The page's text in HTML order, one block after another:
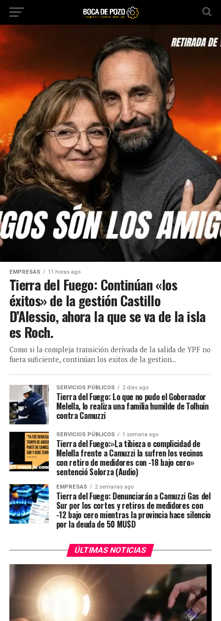
EMPRESAS 11 horas ago
Tierra del Fuego: Continúan «los
éxitos» de la gestión Castillo
D’Alessio, ahora la que se va de la isla
es Roch.
Como si la compleja transición derivada de la salida de YPF no
fuera suficiente, continúan los exitos de la gestion...
SERVICIOS PÚBLICOS 2 días ago
Tierra del Fuego: Lo que no pudo el Gobernador
Melella, lo realiza una familia humilde de Tolhuin
contra Camuzzi
SERVICIOS PÚBLICOS 1 semana ago
Tierra del Fuego:»La tibieza o complicidad de
Melella frente a Camuzzi la sufren los vecinos
con retiro de medidores con -18 bajo cero»
sentenció Solorza (Audio)
EMPRESAS 2 semanas ago
Tierra del Fuego: Denunciarán a Camuzzi Gas del
Sur por los cortes y retiros de medidores con
-12 bajo cero mientras la provincia hace silencio
por la deuda de 50 MU$D
ÚLTIMAS NOTICIAS